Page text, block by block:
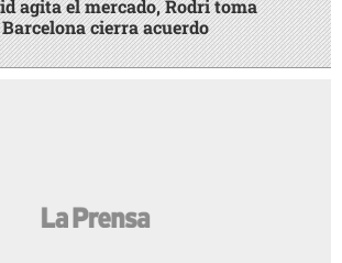
agita el mercado, Rodri toma
cierra acuerdo